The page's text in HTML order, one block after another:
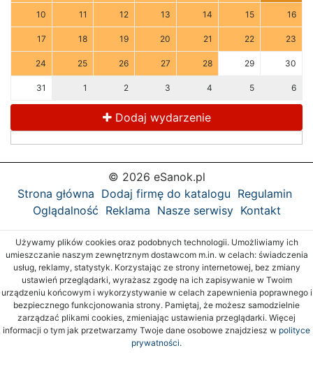
10 11 12 13 14 15 16
17 18 19 20 21 22 23
24 25 26 27 28 29 30
31 1 2 3 4 5 6
Dodaj wydarzenie
© 2026 eSanok.pl
Strona główna Dodaj firmę do katalogu Regulamin
Oglądalność Reklama Nasze serwisy Kontakt
Używamy plików cookies oraz podobnych technologii. Umożliwiamy ich
umieszczanie naszym zewnętrznym dostawcom m.in. w celach: świadczenia
usług, reklamy, statystyk. Korzystając ze strony internetowej, bez zmiany
ustawień przeglądarki, wyrażasz zgodę na ich zapisywanie w Twoim
urządzeniu końcowym i wykorzystywanie w celach zapewnienia poprawnego i
bezpiecznego funkcjonowania strony. Pamiętaj, że możesz samodzielnie
zarządzać plikami cookies, zmieniając ustawienia przeglądarki. Więcej
informacji o tym jak przetwarzamy Twoje dane osobowe znajdziesz w polityce
prywatności.